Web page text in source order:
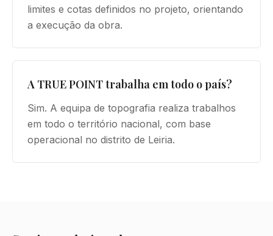
limites e cotas definidos no projeto, orientando
a execução da obra.
A TRUE POINT trabalha em todo o país?
Sim. A equipa de topografia realiza trabalhos
em todo o território nacional, com base
operacional no distrito de Leiria.